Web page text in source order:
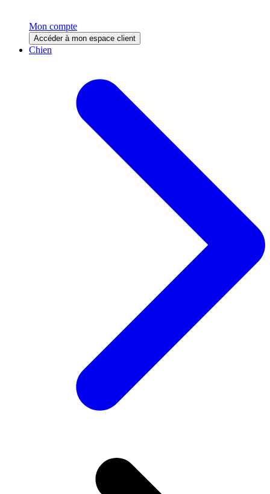
Mon compte
Accéder à mon espace client
Chien